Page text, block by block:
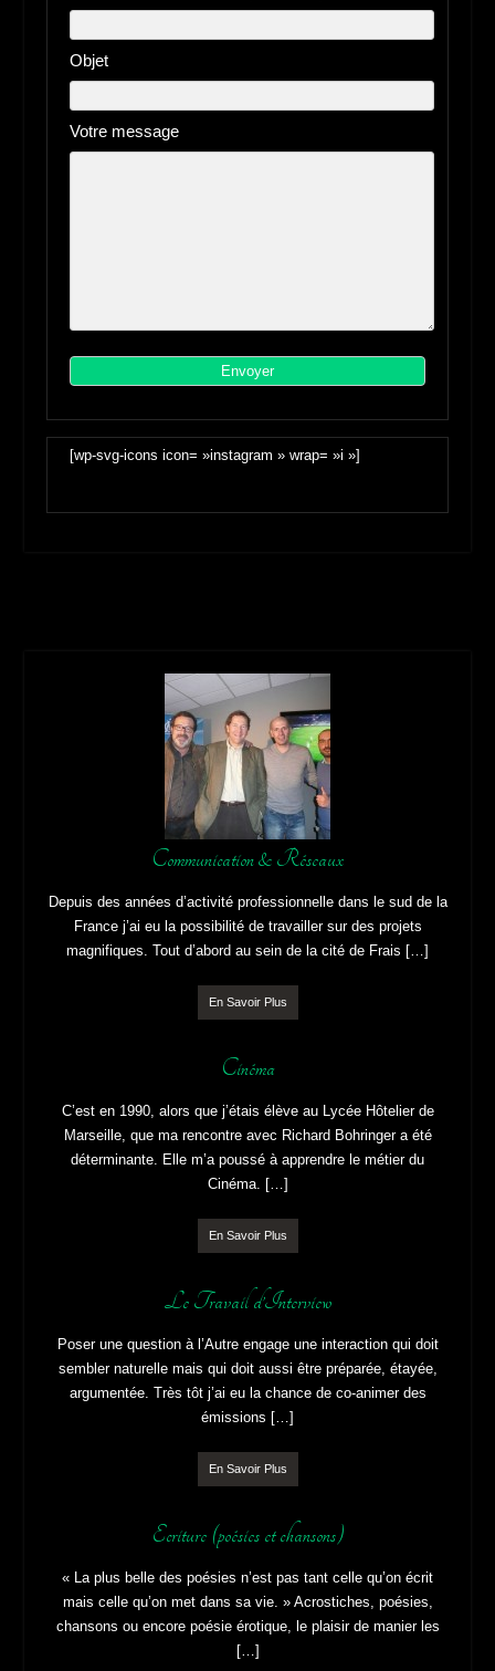
Objet
Votre message
[wp-svg-icons icon= »instagram » wrap= »i »]
Communication & Réseaux
Depuis des années d’activité professionnelle dans le sud de la
France j’ai eu la possibilité de travailler sur des projets
magnifiques. Tout d’abord au sein de la cité de Frais […]
En Savoir Plus
Cinéma
C’est en 1990, alors que j’étais élève au Lycée Hôtelier de
Marseille, que ma rencontre avec Richard Bohringer a été
déterminante. Elle m’a poussé à apprendre le métier du
Cinéma. […]
En Savoir Plus
Le Travail d’Interview
Poser une question à l’Autre engage une interaction qui doit
sembler naturelle mais qui doit aussi être préparée, étayée,
argumentée. Très tôt j’ai eu la chance de co-animer des
émissions […]
En Savoir Plus
Ecriture (poésies et chansons)
« La plus belle des poésies n’est pas tant celle qu’on écrit
mais celle qu’on met dans sa vie. » Acrostiches, poésies,
chansons ou encore poésie érotique, le plaisir de manier les
[…]